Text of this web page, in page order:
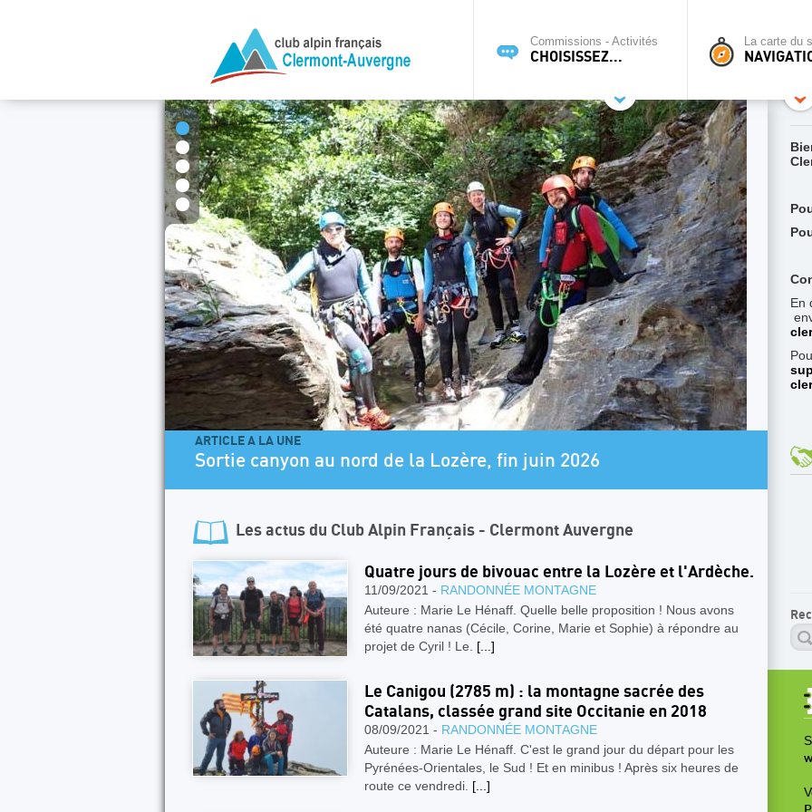
Commissions - Activités
CHOISISSEZ...
La carte du
ARTICLE A LA UNE
Le Pass’Aran, une aventure transfrontalière.
Les actus du Club Alpin Français - Clermont Auvergne
Quatre jours de bivouac entre la Lozère et l'Ardèche.
11/09/2021 - RANDONNÉE MONTAGNE
Auteure : Marie Le Hénaff. Quelle belle proposition ! Nous avons
été quatre nanas (Cécile, Corine, Marie et Sophie) à répondre au
projet de Cyril ! Le. [...]
Le Canigou (2785 m) : la montagne sacrée des
Catalans, classée grand site Occitanie en 2018
08/09/2021 - RANDONNÉE MONTAGNE
Auteure : Marie Le Hénaff. C'est le grand jour du départ pour les
Pyrénées-Orientales, le Sud ! Et en minibus ! Après six heures de
route ce vendredi. [...]
En